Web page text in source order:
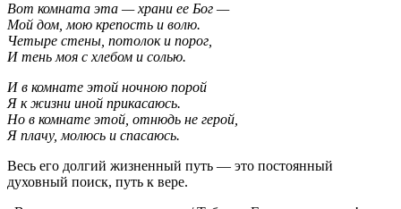
Вот комната эта — храни ее Бог —
Мой дом, мою крепость и волю.
Четыре стены, потолок и порог,
И тень моя с хлебом и солью.
И в комнате этой ночною порой
Я к жизни иной прикасаюсь.
Но в комнате этой, отнюдь не герой,
Я плачу, молюсь и спасаюсь.
Весь его долгий жизненный путь — это постоянный
духовный поиск, путь к вере.